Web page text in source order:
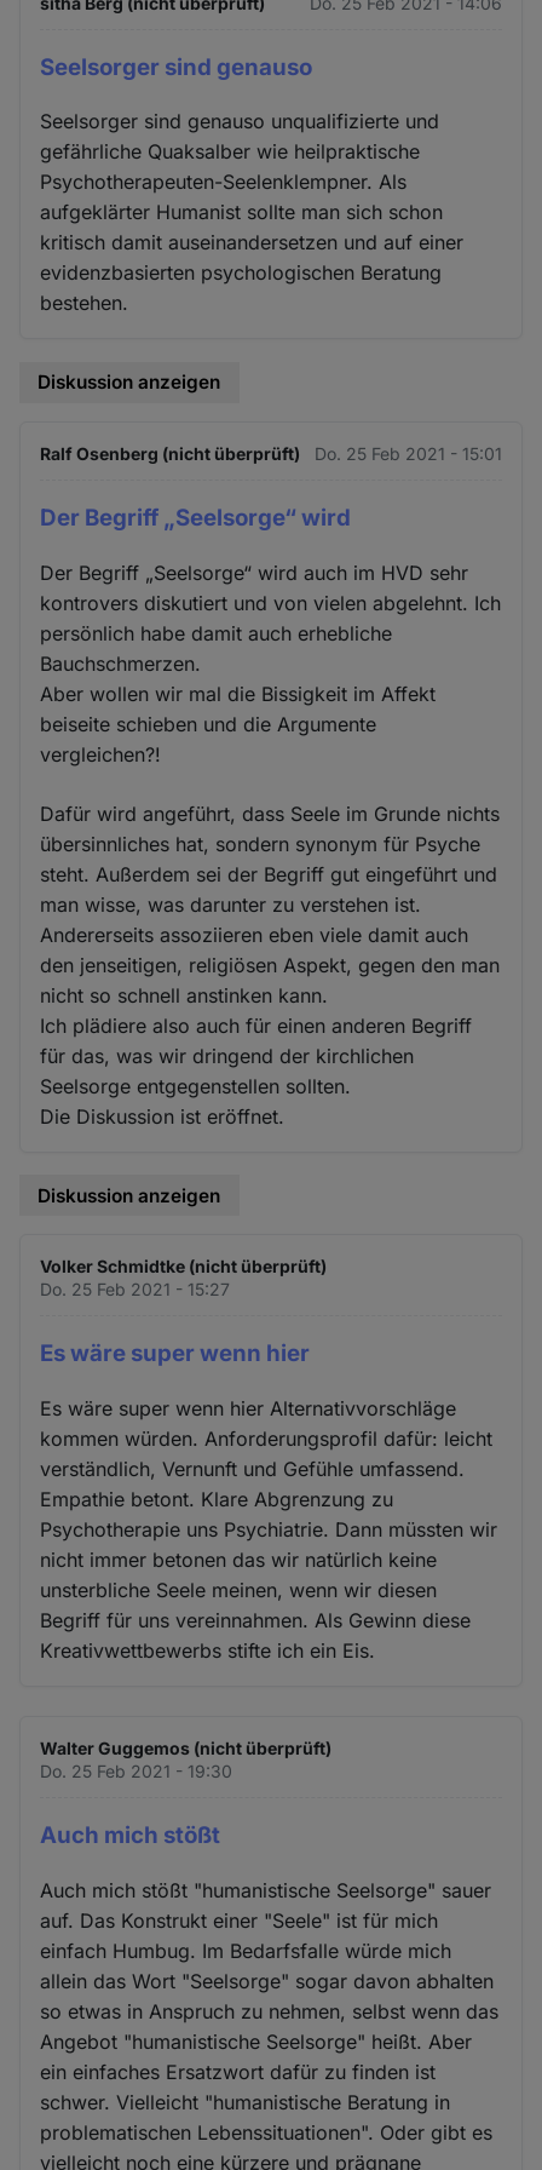
Seelsorger sind genauso
Seelsorger sind genauso unqualifizierte und
gefährliche Quaksalber wie heilpraktische
Psychotherapeuten-Seelenklempner. Als
aufgeklärter Humanist sollte man sich schon
kritisch damit auseinandersetzen und auf einer
evidenzbasierten psychologischen Beratung
bestehen.
Diskussion anzeigen
Ralf Osenberg (nicht überprüft) Do. 25 Feb 2021 - 15:01
Der Begriff „Seelsorge“ wird
Der Begriff „Seelsorge“ wird auch im HVD sehr
kontrovers diskutiert und von vielen abgelehnt. Ich
persönlich habe damit auch erhebliche
Bauchschmerzen.
Aber wollen wir mal die Bissigkeit im Affekt
beiseite schieben und die Argumente
vergleichen?!
Dafür wird angeführt, dass Seele im Grunde nichts
übersinnliches hat, sondern synonym für Psyche
steht. Außerdem sei der Begriff gut eingeführt und
man wisse, was darunter zu verstehen ist.
Andererseits assoziieren eben viele damit auch
den jenseitigen, religiösen Aspekt, gegen den man
nicht so schnell anstinken kann.
Ich plädiere also auch für einen anderen Begriff
für das, was wir dringend der kirchlichen
Seelsorge entgegenstellen sollten.
Die Diskussion ist eröffnet.
Diskussion anzeigen
Volker Schmidtke (nicht überprüft)
Do. 25 Feb 2021 - 15:27
Es wäre super wenn hier
Es wäre super wenn hier Alternativvorschläge
kommen würden. Anforderungsprofil dafür: leicht
verständlich, Vernunft und Gefühle umfassend.
Empathie betont. Klare Abgrenzung zu
Psychotherapie uns Psychiatrie. Dann müssten wir
nicht immer betonen das wir natürlich keine
unsterbliche Seele meinen, wenn wir diesen
Begriff für uns vereinnahmen. Als Gewinn diese
Kreativwettbewerbs stifte ich ein Eis.
Walter Guggemos (nicht überprüft)
Do. 25 Feb 2021 - 19:30
Auch mich stößt
Auch mich stößt "humanistische Seelsorge" sauer
auf. Das Konstrukt einer "Seele" ist für mich
einfach Humbug. Im Bedarfsfalle würde mich
allein das Wort "Seelsorge" sogar davon abhalten
so etwas in Anspruch zu nehmen, selbst wenn das
Angebot "humanistische Seelsorge" heißt. Aber
ein einfaches Ersatzwort dafür zu finden ist
schwer. Vielleicht "humanistische Beratung in
problematischen Lebenssituationen". Oder gibt es
vielleicht noch eine kürzere und prägnane